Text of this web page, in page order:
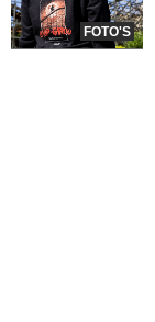
FOTO'S